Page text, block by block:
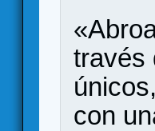
través
con